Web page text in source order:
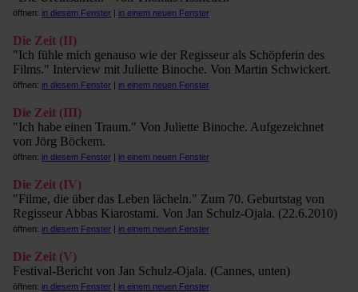
öffnen: in diesem Fenster | in einem neuen Fenster
Die Zeit (II)
"Ich fühle mich genauso wie der Regisseur als Schöpferin des
Films." Interview mit Juliette Binoche. Von Martin Schwickert.
öffnen: in diesem Fenster | in einem neuen Fenster
Die Zeit (III)
"Ich habe einen Traum." Von Juliette Binoche. Aufgezeichnet
von Jörg Böckem.
öffnen: in diesem Fenster | in einem neuen Fenster
Die Zeit (IV)
"Filme, die über das Leben lächeln." Zum 70. Geburtstag von
Regisseur Abbas Kiarostami. Von Jan Schulz-Ojala. (22.6.2010)
öffnen: in diesem Fenster | in einem neuen Fenster
Die Zeit (V)
Festival-Bericht von Jan Schulz-Ojala. (Cannes, unten)
öffnen: in diesem Fenster | in einem neuen Fenster